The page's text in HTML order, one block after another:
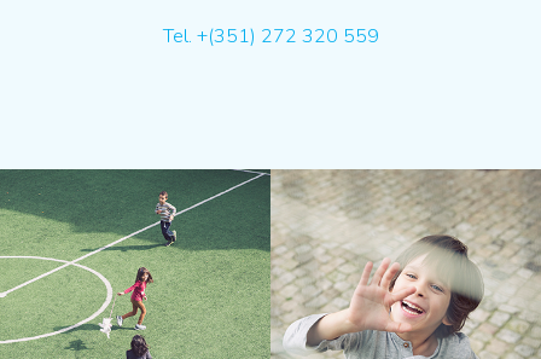
Tel. +(351) 272 320 559